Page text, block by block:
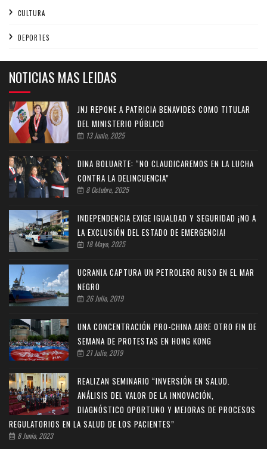
CULTURA
DEPORTES
NOTICIAS MAS LEIDAS
JNJ REPONE A PATRICIA BENAVIDES COMO TITULAR
DEL MINISTERIO PÚBLICO
13 Junio, 2025
DINA BOLUARTE: “NO CLAUDICAREMOS EN LA LUCHA
CONTRA LA DELINCUENCIA”
8 Octubre, 2025
INDEPENDENCIA EXIGE IGUALDAD Y SEGURIDAD ¡NO A
LA EXCLUSIÓN DEL ESTADO DE EMERGENCIA!
18 Mayo, 2025
UCRANIA CAPTURA UN PETROLERO RUSO EN EL MAR
NEGRO
26 Julio, 2019
UNA CONCENTRACIÓN PRO-CHINA ABRE OTRO FIN DE
SEMANA DE PROTESTAS EN HONG KONG
21 Julio, 2019
REALIZAN SEMINARIO “INVERSIÓN EN SALUD.
ANÁLISIS DEL VALOR DE LA INNOVACIÓN,
DIAGNÓSTICO OPORTUNO Y MEJORAS DE PROCESOS
REGULATORIOS EN LA SALUD DE LOS PACIENTES”
8 Junio, 2023